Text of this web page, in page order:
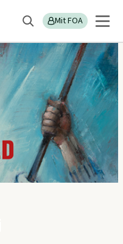
Søg Mit FOA